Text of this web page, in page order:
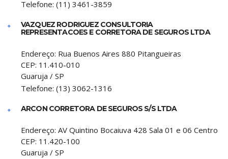
Telefone: (11) 3461-3859
VAZQUEZ RODRIGUEZ CONSULTORIA
REPRESENTACOES E CORRETORA DE SEGUROS LTDA
Endereço: Rua Buenos Aires 880 Pitangueiras
CEP: 11.410-010
Guaruja / SP
Telefone: (13) 3062-1316
ARCON CORRETORA DE SEGUROS S/S LTDA
Endereço: AV Quintino Bocaiuva 428 Sala 01 e 06 Centro
CEP: 11.420-100
Guaruja / SP